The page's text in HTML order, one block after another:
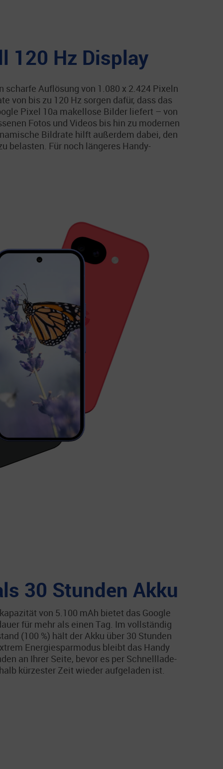
120 Hz Display
scharfe Auflösung von 1.080 x 2.424 Pixeln
von bis zu 120 Hz sorgen dafür, dass das
Pixel 10a makellose Bilder liefert – von
Fotos und Videos bis hin zu modernen
Bildrate hilft außerdem dabei, den
belasten. Für noch längeres Handy-
30 Stunden Akku
von 5.100 mAh bietet das Google
für mehr als einen Tag. Im vollständig
(100 %) hält der Akku über 30 Stunden
Energiesparmodus bleibt das Handy
an Ihrer Seite, bevor es per Schnelllade-
kürzester Zeit wieder aufgeladen ist.